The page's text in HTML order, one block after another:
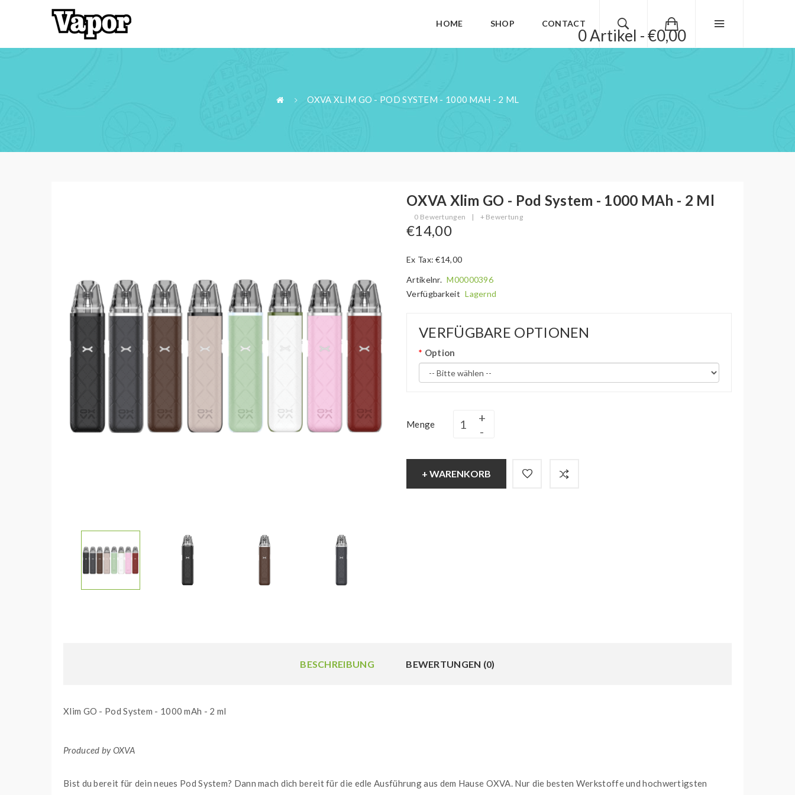
0 Artikel - €0,00
HOME SHOP CONTACT
OXVA XLIM GO - POD SYSTEM - 1000 MAH - 2 ML
OXVA Xlim GO - Pod System - 1000 MAh - 2 Ml
0 Bewertungen | + Bewertung
€14,00
Ex Tax: €14,00
Artikelnr. M00000396
Verfügbarkeit Lagernd
VERFÜGBARE OPTIONEN
Option
Menge
+ WARENKORB
BESCHREIBUNG BEWERTUNGEN (0)
Xlim GO - Pod System - 1000 mAh - 2 ml
Produced by OXVA
Bist du bereit für dein neues Pod System? Dann mach dich bereit für die edle Ausführung aus dem Hause OXVA. Nur die besten Werkstoffe und hochwertigsten